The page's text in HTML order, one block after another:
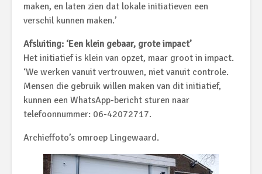
maken, en laten zien dat lokale initiatieven een
verschil kunnen maken.’
Afsluiting: ‘Een klein gebaar, grote impact’
Het initiatief is klein van opzet, maar groot in impact.
‘We werken vanuit vertrouwen, niet vanuit controle.
Mensen die gebruik willen maken van dit initiatief,
kunnen een WhatsApp-bericht sturen naar
telefoonnummer: 06-42072717.
Archieffoto’s omroep Lingewaard.